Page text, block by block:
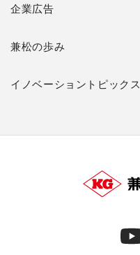
企業広告
兼松の歩み
イノベーショントピックス